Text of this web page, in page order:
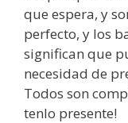
que espera, y
perfecto, y los
significan que
necesidad de
Todos son
tenlo presente!